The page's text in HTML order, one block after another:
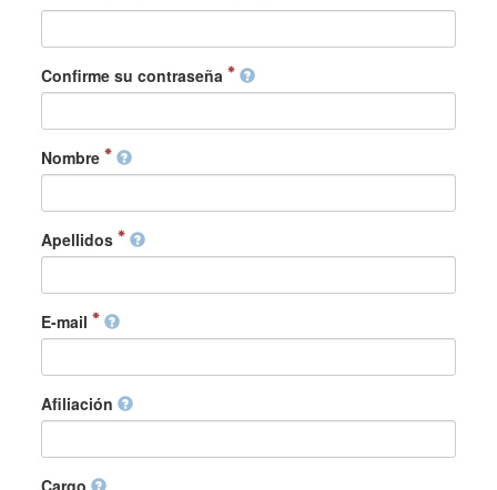
Confirme su contraseña
Nombre
Apellidos
E-mail
Afiliación
Cargo